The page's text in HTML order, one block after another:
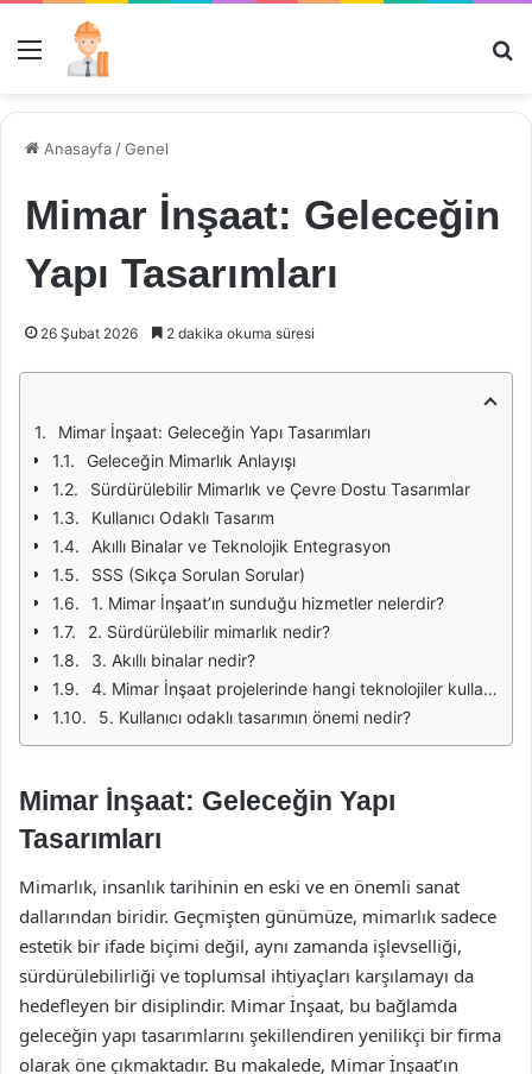
Menü
Anasayfa /Genel
Mimar İnşaat: Geleceğin
Yapı Tasarımları
26 Şubat 2026 2 dakika okuma süresi
Mimar İnşaat: Geleceğin Yapı Tasarımları
Geleceğin Mimarlık Anlayışı
Sürdürülebilir Mimarlık ve Çevre Dostu Tasarımlar
Kullanıcı Odaklı Tasarım
Akıllı Binalar ve Teknolojik Entegrasyon
SSS (Sıkça Sorulan Sorular)
1. Mimar İnşaat’ın sunduğu hizmetler nelerdir?
2. Sürdürülebilir mimarlık nedir?
3. Akıllı binalar nedir?
4. Mimar İnşaat projelerinde hangi teknolojiler kullanılıyor?
5. Kullanıcı odaklı tasarımın önemi nedir?
Mimar İnşaat: Geleceğin Yapı
Tasarımları
Mimarlık, insanlık tarihinin en eski ve en önemli sanat
dallarından biridir. Geçmişten günümüze, mimarlık sadece
estetik bir ifade biçimi değil, aynı zamanda işlevselliği,
sürdürülebilirliği ve toplumsal ihtiyaçları karşılamayı da
hedefleyen bir disiplindir. Mimar İnşaat, bu bağlamda
geleceğin yapı tasarımlarını şekillendiren yenilikçi bir firma
olarak öne çıkmaktadır. Bu makalede, Mimar İnşaat’ın